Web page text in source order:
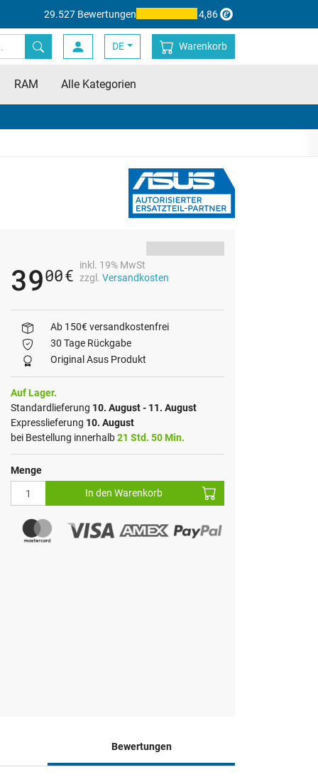
29.527 Bewertungen 4,86
DE Warenkorb
RAM Alle Kategorien
3900€
inkl. 19% MwSt
zzgl. Versandkosten
Ab 150€ versandkostenfrei
30 Tage Rückgabe
Original Asus Produkt
Auf Lager.
Standardlieferung 10. August - 11. August
Expresslieferung 10. August
bei Bestellung innerhalb21 Std. 50 Min.
Menge
In den Warenkorb
Bewertungen